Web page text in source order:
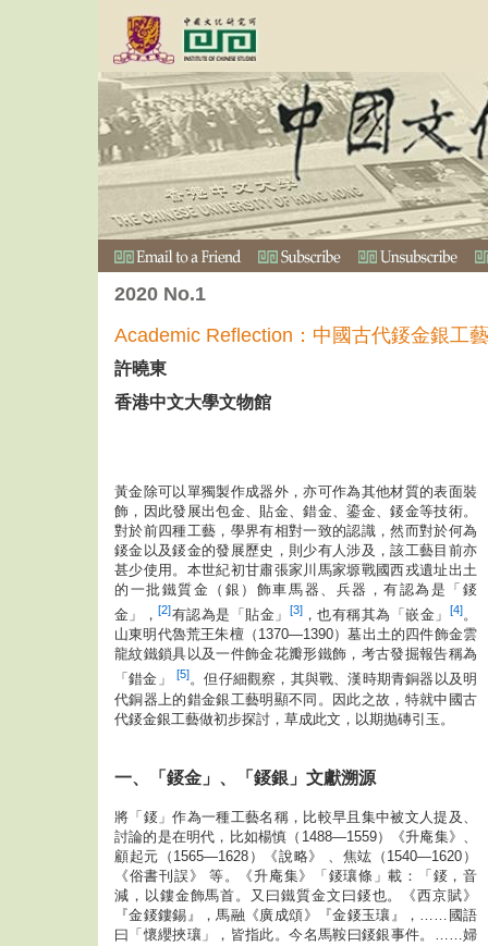
2020 No.1
Academic Reflection：中國古代錽金銀工
許曉東
香港中文大學文物館
黃金除可以單獨製作成器外，亦可作為其他材質的表面裝
飾，因此發展出包金、貼金、錯金、鎏金、錽金等技術。
對於前四種工藝，學界有相對一致的認識，然而對於何為
錽金以及錽金的發展歷史，則少有人涉及，該工藝目前亦
甚少使用。本世紀初甘肅張家川馬家塬戰國西戎遺址出土
的一批鐵質金（銀）飾車馬器、兵器，有認為是「錽
金」，[2]有認為是「貼金」 [3]，也有稱其為「嵌金」 [4]。
山東明代魯荒王朱檀（1370—1390）墓出土的四件飾金雲
龍紋鐵鎖具以及一件飾金花瓣形鐵飾，考古發掘報告稱為
「錯金」
[5]。但仔細觀察，其與戰、漢時期青銅器以及明
代銅器上的錯金銀工藝明顯不同。因此之故，特就中國古
代錽金銀工藝做初步探討，草成此文，以期抛磚引玉。
一、「錽金」、「錽銀」文獻溯源
將「錽」作為一種工藝名稱，比較早且集中被文人提及、
討論的是在明代，比如楊慎（1488—1559）《升庵集》、
顧起元（1565—1628）《說略》 、焦竑（1540—1620）
《俗書刊誤》 等。《升庵集》「錽瓖條」載：「錽，音
減，以鏤金飾馬首。又曰鐵質金文曰錽也。《西京賦》
『金錽鏤錫』，馬融《廣成頌》『金錽玉瓖』，……國語
曰「懷纓挾瓖」，皆指此。今名馬鞍曰錽銀事件。……婦